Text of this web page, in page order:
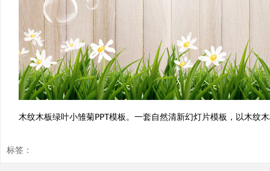
木纹木板绿叶小雏菊PPT模板。一套自然清新幻灯片模板，以木纹
标签：